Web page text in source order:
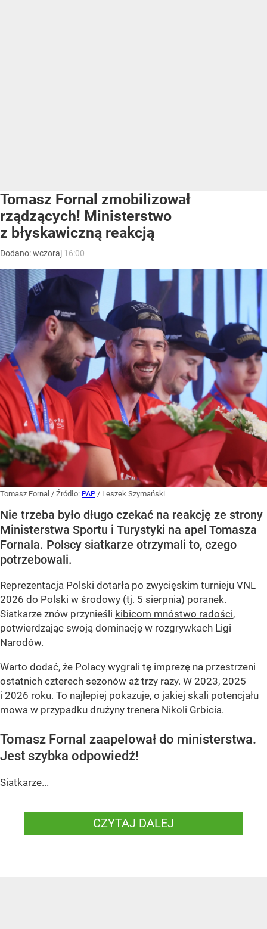
Tomasz Fornal zmobilizował
rządzących! Ministerstwo
z błyskawiczną reakcją
Dodano:wczoraj 16:00
Tomasz Fornal / Źródło: PAP / Leszek Szymański
Nie trzeba było długo czekać na reakcję ze strony
Ministerstwa Sportu i Turystyki na apel Tomasza
Fornala. Polscy siatkarze otrzymali to, czego
potrzebowali.
Reprezentacja Polski dotarła po zwycięskim turnieju VNL
2026 do Polski w środowy (tj. 5 sierpnia) poranek.
Siatkarze znów przynieśli kibicom mnóstwo radości,
potwierdzając swoją dominację w rozgrywkach Ligi
Narodów.
Warto dodać, że Polacy wygrali tę imprezę na przestrzeni
ostatnich czterech sezonów aż trzy razy. W 2023, 2025
i 2026 roku. To najlepiej pokazuje, o jakiej skali potencjału
mowa w przypadku drużyny trenera Nikoli Grbicia.
Tomasz Fornal zaapelował do ministerstwa.
Jest szybka odpowiedź!
Siatkarze...
CZYTAJ DALEJ